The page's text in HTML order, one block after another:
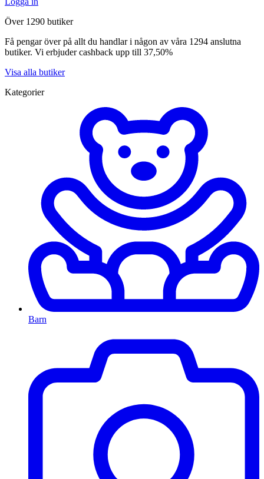
Över 1290 butiker
Få pengar över på allt du handlar i någon av våra 1294 anslutna
butiker. Vi erbjuder cashback upp till 37,50%
Visa alla butiker
Kategorier
Barn